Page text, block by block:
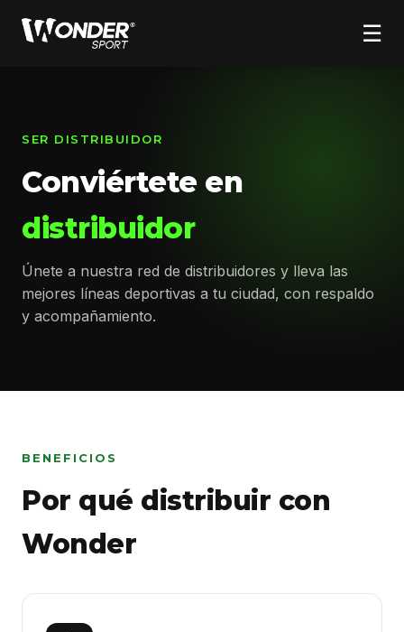
☰
SER DISTRIBUIDOR
Conviértete en
distribuidor
Únete a nuestra red de distribuidores y lleva las
mejores líneas deportivas a tu ciudad, con respaldo
y acompañamiento.
BENEFICIOS
Por qué distribuir con
Wonder